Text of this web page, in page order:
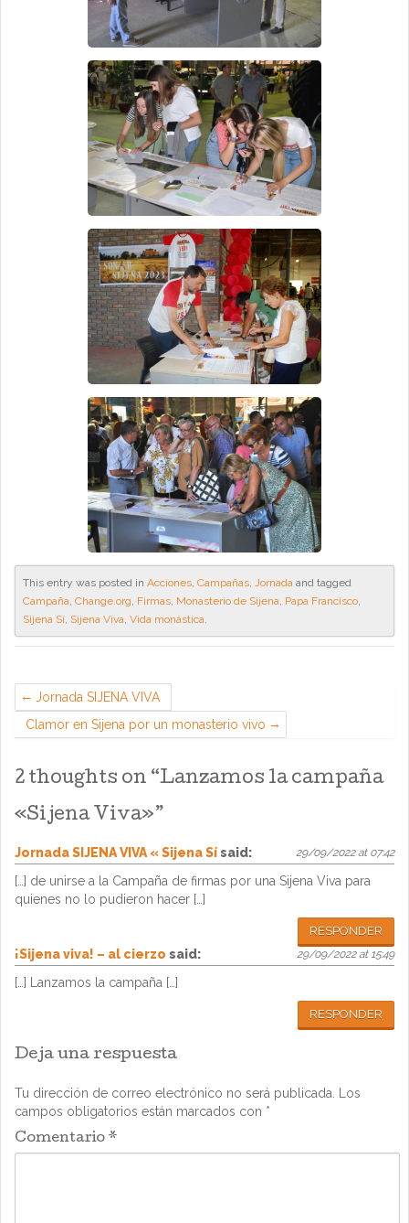
This entry was posted in Acciones, Campañas, Jornada and tagged
Campaña, Change.org, Firmas, Monasterio de Sijena, Papa Francisco,
Sijena Sí, Sijena Viva, Vida monástica.
Jornada SIJENA VIVA
Clamor en Sijena por un monasterio vivo
2 thoughts on “Lanzamos la campaña
«Sijena Viva»”
Jornada SIJENA VIVA « Sijena Sísaid: 29/09/2022 at 07:42
[…] de unirse a la Campaña de firmas por una Sijena Viva para
quienes no lo pudieron hacer […]
RESPONDER
¡Sijena viva! – al cierzo said: 29/09/2022 at 15:49
[…] Lanzamos la campaña […]
RESPONDER
Deja una respuesta
Tu dirección de correo electrónico no será publicada. Los
campos obligatorios están marcados con *
Comentario *